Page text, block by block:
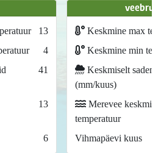
13
4
41
13
6
Keskmine max
Keskmine min
Keskmiselt
(mm/kuus)
Merevee keskmine
temperatuur
Vihmapäevi kuus